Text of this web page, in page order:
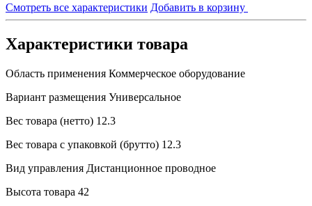
Смотреть все характеристики Добавить в корзину
Характеристики товара
Область применения Коммерческое оборудование
Вариант размещения Универсальное
Вес товара (нетто) 12.3
Вес товара с упаковкой (брутто) 12.3
Вид управления Дистанционное проводное
Высота товара 42